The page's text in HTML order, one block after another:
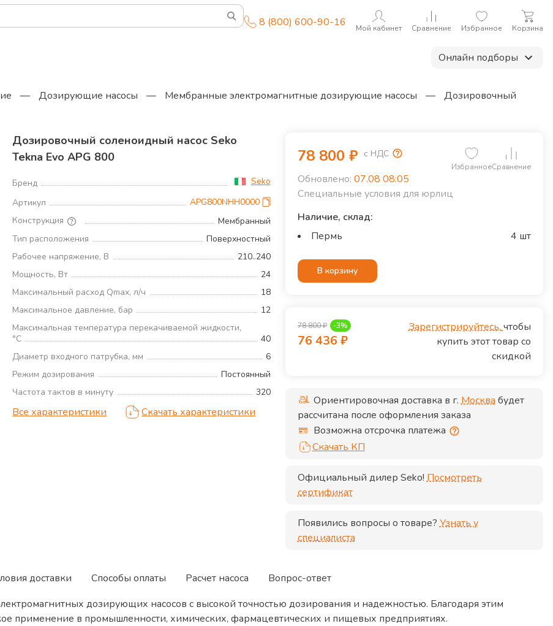
8 (800) 600-90-16 Мой кабинет Сравнение Избранное Корзина
Онлайн подборы
— Дозирующие насосы — Мембранные электромагнитные дозирующие насосы —
Дозировочный
Дозировочный соленоидный насос Seko
Tekna Evo APG 800
Бренд
Seko
Артикул
APG800NHH0000
Конструкция
Мембранный
Тип расположения
Поверхностный
Рабочее напряжение, В
210..240
Мощность, Вт
24
Максимальный расход Qmax, л/ч
18
Максимальное давление, бар
12
Максимальная температура перекачиваемой жидкости,
°С
40
Диаметр входного патрубка, мм
6
Режим дозирования
Постоянный
Частота тактов в минуту
320
Все характеристики Скачать характеристики
78 800 ₽ с НДС
ИзбранноеСравнение
Обновлено: 07.08 08:05
Специальные условия для юрлиц
Наличие, склад:
Пермь
4 шт
В корзину
78 800₽ -3%
76 436 ₽
Зарегистрируйтесь,чтобы
купить этот товар со
скидкой
Ориентировочная доставка в г.Москва будет
рассчитана после оформления заказа
Возможна отсрочка платежа
Скачать КП
Официальный дилер Seko! Посмотреть
сертификат
Появились вопросы о товаре? Узнать у
специалиста
доставки Способы оплаты Расчет насоса
Вопрос-ответ
дозирующих насосов с высокой точностью дозирования и надежностью. Благодаря этим
применение в промышленности, химических, фармацевтических и пищевых предприятиях.